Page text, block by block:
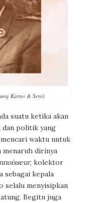
Karno & Seni)
suatu ketika akan
dan politik yang
waktu untuk
menaruh dirinya
, kolektor
sebagai kepala
selalu menyisipkan
Begitu juga